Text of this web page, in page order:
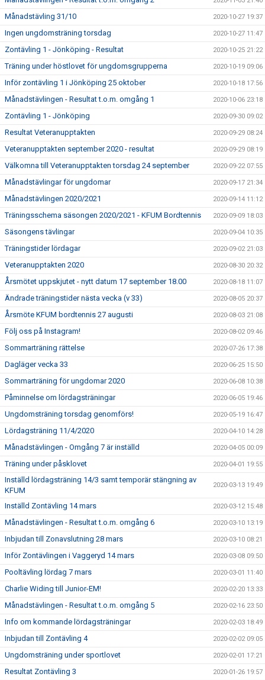
Månadstävling 31/10 2020-10-27 19:37
Ingen ungdomsträning torsdag 2020-10-27 11:47
Zontävling 1 - Jönköping - Resultat 2020-10-25 21:22
Träning under höstlovet för ungdomsgrupperna 2020-10-19 09:06
Inför zontävling 1 i Jönköping 25 oktober 2020-10-18 17:56
Månadstävlingen - Resultat t.o.m. omgång 1 2020-10-06 23:18
Zontävling 1 - Jönköping 2020-09-30 09:02
Resultat Veteranupptakten 2020-09-29 08:24
Veteranupptakten september 2020 - resultat 2020-09-29 08:19
Välkomna till Veteranupptakten torsdag 24 september 2020-09-22 07:55
Månadstävlingar för ungdomar 2020-09-17 21:34
Månadstävlingen 2020/2021 2020-09-14 11:12
Träningsschema säsongen 2020/2021 - KFUM Bordtennis 2020-09-09 18:03
Säsongens tävlingar 2020-09-04 10:35
Träningstider lördagar 2020-09-02 21:03
Veteranupptakten 2020 2020-08-30 20:32
Årsmötet uppskjutet - nytt datum 17 september 18.00 2020-08-18 11:07
Ändrade träningstider nästa vecka (v 33) 2020-08-05 20:37
Årsmöte KFUM bordtennis 27 augusti 2020-08-03 21:08
Följ oss på Instagram! 2020-08-02 09:46
Sommarträning rättelse 2020-07-26 17:38
Dagläger vecka 33 2020-06-25 15:50
Sommarträning för ungdomar 2020 2020-06-08 10:38
Påminnelse om lördagsträningar 2020-06-05 19:46
Ungdomsträning torsdag genomförs! 2020-05-19 16:47
Lördagsträning 11/4/2020 2020-04-10 14:28
Månadstävlingen - Omgång 7 är inställd 2020-04-05 00:09
Träning under påsklovet 2020-04-01 19:55
Inställd lördagsträning 14/3 samt temporär stängning av
KFUM
2020-03-13 19:49
Inställd Zontävling 14 mars 2020-03-12 15:48
Månadstävlingen - Resultat t.o.m. omgång 6 2020-03-10 13:19
Inbjudan till Zonavslutning 28 mars 2020-03-10 08:21
Inför Zontävlingen i Vaggeryd 14 mars 2020-03-08 09:50
Pooltävling lördag 7 mars 2020-03-01 11:40
Charlie Widing till Junior-EM! 2020-02-20 13:33
Månadstävlingen - Resultat t.o.m. omgång 5 2020-02-16 23:50
Info om kommande lördagsträningar 2020-02-03 18:49
Inbjudan till Zontävling 4 2020-02-02 09:05
Ungdomsträning under sportlovet 2020-02-01 17:21
Resultat Zontävling 3 2020-01-26 19:57